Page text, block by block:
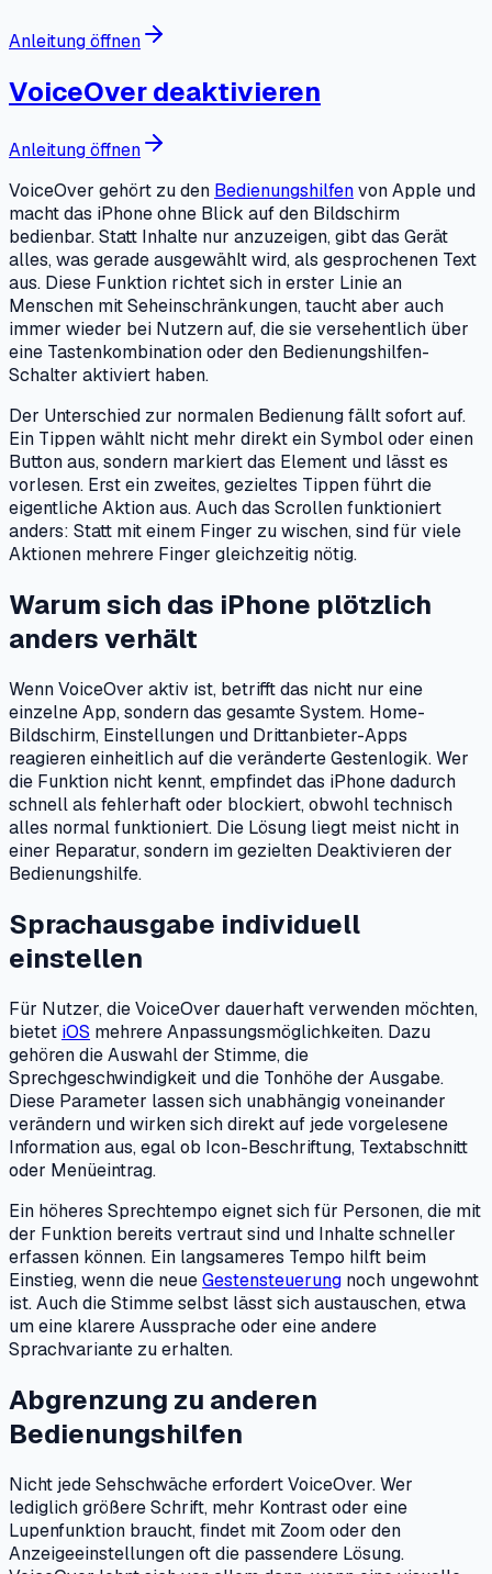
Anleitung öffnen
VoiceOver deaktivieren
Anleitung öffnen
VoiceOver gehört zu den Bedienungshilfenvon Apple und
macht das iPhone ohne Blick auf den Bildschirm
bedienbar. Statt Inhalte nur anzuzeigen, gibt das Gerät
alles, was gerade ausgewählt wird, als gesprochenen Text
aus. Diese Funktion richtet sich in erster Linie an
Menschen mit Seheinschränkungen, taucht aber auch
immer wieder bei Nutzern auf, die sie versehentlich über
eine Tastenkombination oder den Bedienungshilfen-
Schalter aktiviert haben.
Der Unterschied zur normalen Bedienung fällt sofort auf.
Ein Tippen wählt nicht mehr direkt ein Symbol oder einen
Button aus, sondern markiert das Element und lässt es
vorlesen. Erst ein zweites, gezieltes Tippen führt die
eigentliche Aktion aus. Auch das Scrollen funktioniert
anders: Statt mit einem Finger zu wischen, sind für viele
Aktionen mehrere Finger gleichzeitig nötig.
Warum sich das iPhone plötzlich
anders verhält
Wenn VoiceOver aktiv ist, betrifft das nicht nur eine
einzelne App, sondern das gesamte System. Home-
Bildschirm, Einstellungen und Drittanbieter-Apps
reagieren einheitlich auf die veränderte Gestenlogik. Wer
die Funktion nicht kennt, empfindet das iPhone dadurch
schnell als fehlerhaft oder blockiert, obwohl technisch
alles normal funktioniert. Die Lösung liegt meist nicht in
einer Reparatur, sondern im gezielten Deaktivieren der
Bedienungshilfe.
Sprachausgabe individuell
einstellen
Für Nutzer, die VoiceOver dauerhaft verwenden möchten,
bietet iOS mehrere Anpassungsmöglichkeiten. Dazu
gehören die Auswahl der Stimme, die
Sprechgeschwindigkeit und die Tonhöhe der Ausgabe.
Diese Parameter lassen sich unabhängig voneinander
verändern und wirken sich direkt auf jede vorgelesene
Information aus, egal ob Icon-Beschriftung, Textabschnitt
oder Menüeintrag.
Ein höheres Sprechtempo eignet sich für Personen, die mit
der Funktion bereits vertraut sind und Inhalte schneller
erfassen können. Ein langsameres Tempo hilft beim
Einstieg, wenn die neueGestensteuerung noch ungewohnt
ist. Auch die Stimme selbst lässt sich austauschen, etwa
um eine klarere Aussprache oder eine andere
Sprachvariante zu erhalten.
Abgrenzung zu anderen
Bedienungshilfen
Nicht jede Sehschwäche erfordert VoiceOver. Wer
lediglich größere Schrift, mehr Kontrast oder eine
Lupenfunktion braucht, findet mit Zoom oder den
Anzeigeeinstellungen oft die passendere Lösung.